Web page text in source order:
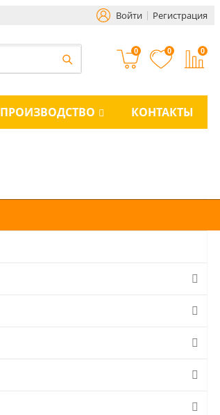
Войти Регистрация
0 0 0
ПРОИЗВОДСТВО КОНТАКТЫ